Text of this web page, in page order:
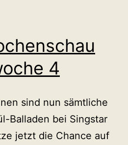
4
sind nun sämtliche
Balladen bei Singstar
jetzt die Chance auf